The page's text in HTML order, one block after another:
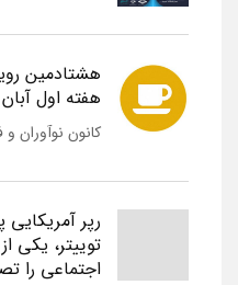
هشتادمین
هفته اول آبان 1401 برگزار می شود
کانون نوآوران و
رپر
توییتر، یکی
اجتماعی را